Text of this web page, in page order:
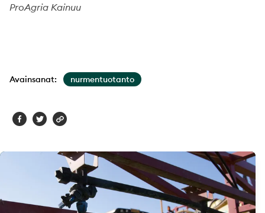
ProAgria Kainuu
Avainsanat: nurmentuotanto